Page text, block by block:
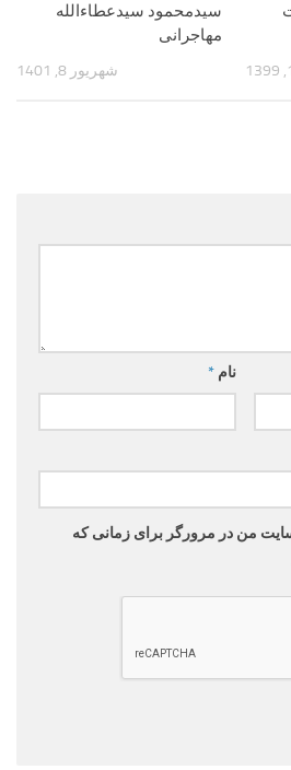
سیدمحمود سیدعطاءالله
مهاجرانی
شهریور 8, 1401
نام *
من در مرورگر برای زمانی که